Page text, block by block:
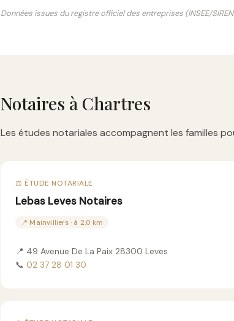
Données issues du registre officiel des entreprises (INSEE/
Notaires à Chartres
Les études notariales accompagnent les familles
⚖️ ÉTUDE NOTARIALE
Lebas Leves Notaires
📍 Mainvilliers · à 2.0 km
📍 49 Avenue De La Paix 28300 Leves
📞 02 37 28 01 30